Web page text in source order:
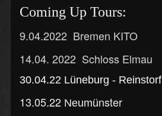
Coming Up Tours:
9.04.2022 Bremen KITO
14.04. 2022 Schloss Elmau
30.04.22 Lüneburg - Reinstorf
13.05.22 Neumünster